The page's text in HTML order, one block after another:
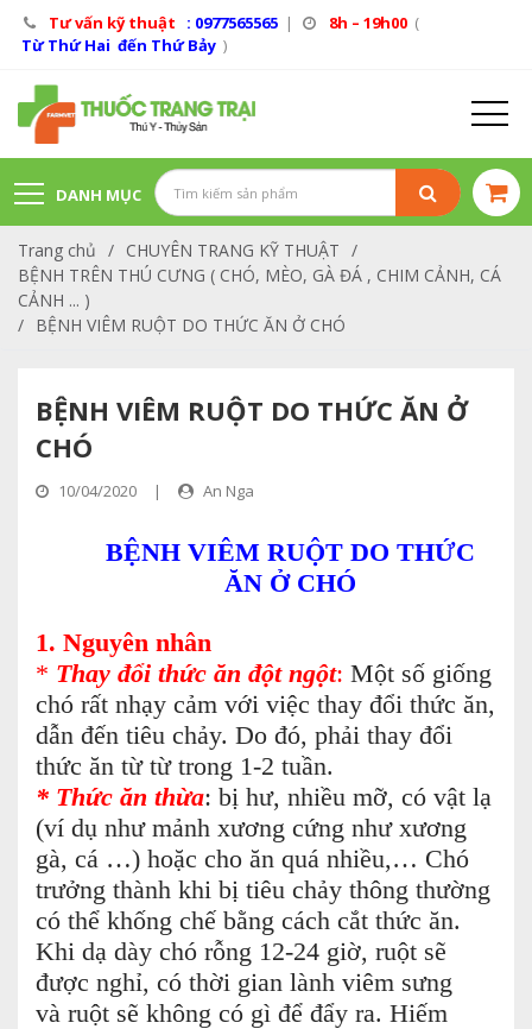
Tư vấn kỹ thuật : 0977565565 | 8h – 19h00 (
Từ Thứ Hai đến Thứ Bảy )
DANH MỤC
SẢN PHẨM
Trang chủ / CHUYÊN TRANG KỸ THUẬT /
BỆNH TRÊN THÚ CƯNG ( CHÓ, MÈO, GÀ ĐÁ , CHIM CẢNH, CÁ
CẢNH ... )
/ BỆNH VIÊM RUỘT DO THỨC ĂN Ở CHÓ
BỆNH VIÊM RUỘT DO THỨC ĂN Ở
CHÓ
10/04/2020 | An Nga
BỆNH VIÊM RUỘT DO THỨC
ĂN Ở CHÓ
1. Nguyên nhân
* Thay đổi thức ăn đột ngột: Một số giống
chó rất nhạy cảm với việc thay đổi thức ăn,
dẫn đến tiêu chảy. Do đó, phải thay đổi
thức ăn từ từ trong 1-2 tuần.
* Thức ăn thừa: bị hư, nhiều mỡ, có vật lạ
(ví dụ như mảnh xương cứng như xương
gà, cá …) hoặc cho ăn quá nhiều,… Chó
trưởng thành khi bị tiêu chảy thông thường
có thể khống chế bằng cách cắt thức ăn.
Khi dạ dày chó rỗng 12-24 giờ, ruột sẽ
được nghỉ, có thời gian lành viêm sưng
và ruột sẽ không có gì để đẩy ra. Hiếm